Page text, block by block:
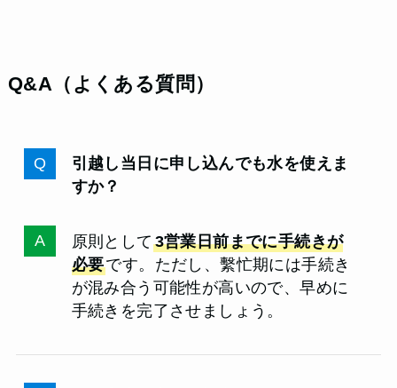
Q&A（よくある質問）
引越し当日に申し込んでも水を使えま
すか？
原則として 3営業日前までに手続きが
必要です。ただし、繫忙期には手続き
が混み合う可能性が高いので、早めに
手続きを完了させましょう。